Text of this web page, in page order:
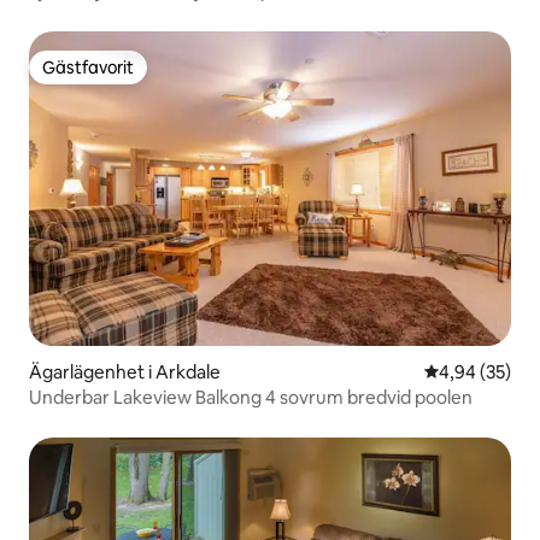
Gästfavorit
Gästfavorit
Ägarlägenhet i Arkdale 4,94 av 5 i
4,94 (35)
Underbar Lakeview Balkong 4 sovrum bredvid poolen